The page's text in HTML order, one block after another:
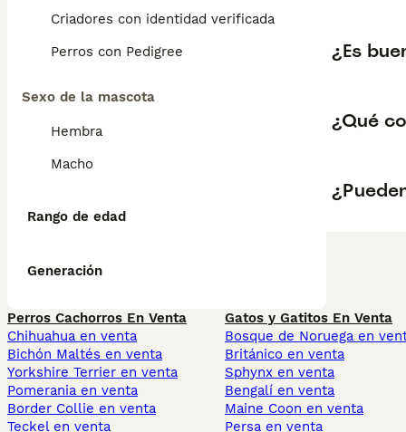
Criadores con identidad verificada
Perros con Pedigree
Sexo de la mascota
Hembra
Macho
Rango de edad
Generación
¿Es
¿Qué
Perros Cachorros En Venta
Chihuahua en venta
Bichón Maltés en venta
Yorkshire Terrier en venta
Pomerania en venta
Border Collie en venta
Teckel en venta
Gatos y Gatitos En Venta
Bosque de Noruega en
Británico en venta
Sphynx en venta
Bengalí en venta
Maine Coon en venta
Persa en venta